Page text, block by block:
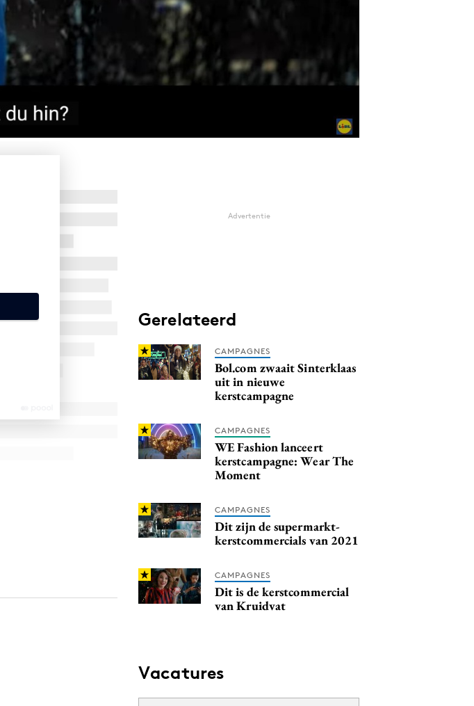
Advertentie
Gerelateerd
CAMPAGNES
Bol.com zwaait Sinterklaas
uit in nieuwe
kerstcampagne
CAMPAGNES
WE Fashion lanceert
kerstcampagne: Wear The
Moment
CAMPAGNES
Dit zijn de supermarkt-
kerstcommercials van 2021
CAMPAGNES
Dit is de kerstcommercial
van Kruidvat
Vacatures